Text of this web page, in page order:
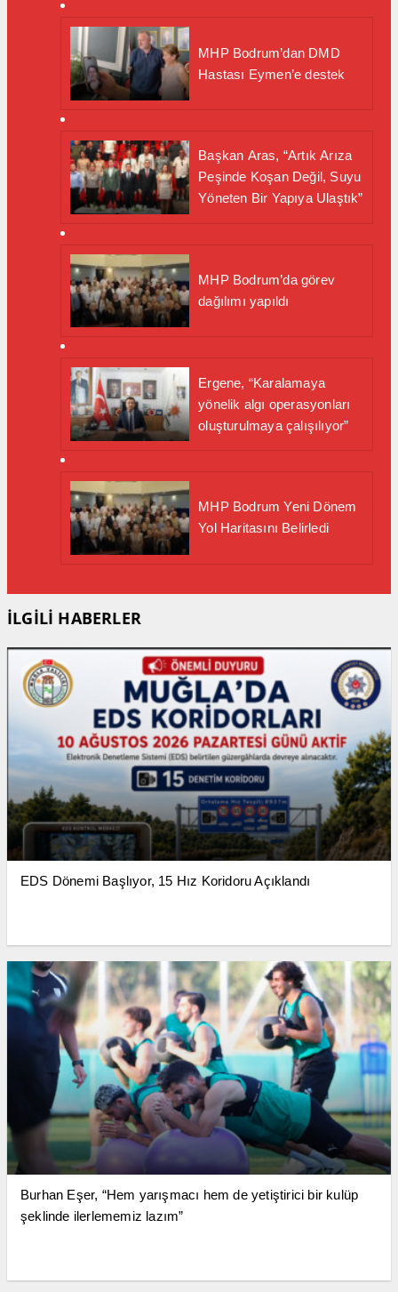
MHP Bodrum’dan DMD
Hastası Eymen’e destek
Başkan Aras, “Artık Arıza
Peşinde Koşan Değil, Suyu
Yöneten Bir Yapıya Ulaştık”
MHP Bodrum’da görev
dağılımı yapıldı
Ergene, “Karalamaya
yönelik algı operasyonları
oluşturulmaya çalışılıyor”
MHP Bodrum Yeni Dönem
Yol Haritasını Belirledi
İLGİLİ HABERLER
EDS Dönemi Başlıyor, 15 Hız Koridoru Açıklandı
Burhan Eşer, “Hem yarışmacı hem de yetiştirici bir kulüp
şeklinde ilerlememiz lazım”